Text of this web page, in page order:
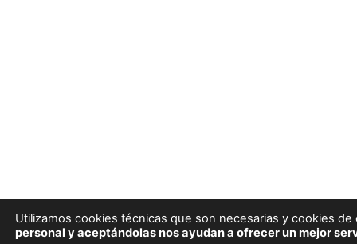
Utilizamos cookies técnicas que son necesarias y cookies
personal y aceptándolas nos ayudan a ofrecer un mejor